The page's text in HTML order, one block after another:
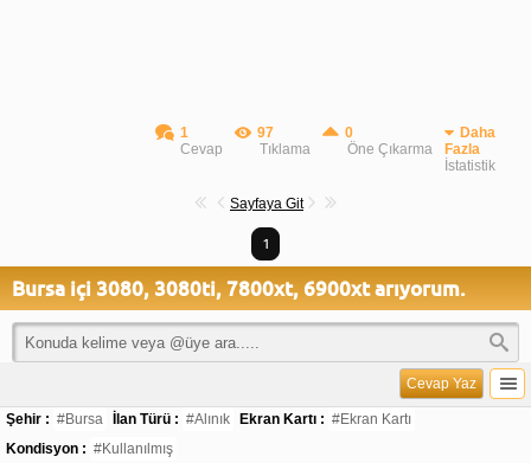
1
Cevap
97
Tıklama
0
Öne Çıkarma
Daha
Fazla
İstatistik
Sayfaya Git
1
Bursa içi 3080, 3080ti, 7800xt, 6900xt arıyorum.
Cevap Yaz
Şehir : #Bursa İlan Türü : #Alınık Ekran Kartı : #Ekran Kartı
Kondisyon : #Kullanılmış